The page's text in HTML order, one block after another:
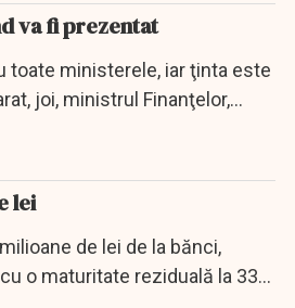
va fi prezentat
toate ministerele, iar ţinta este
joi, ministrul Finanţelor,...
lei
de lei de la bănci,
o maturitate reziduală la 33